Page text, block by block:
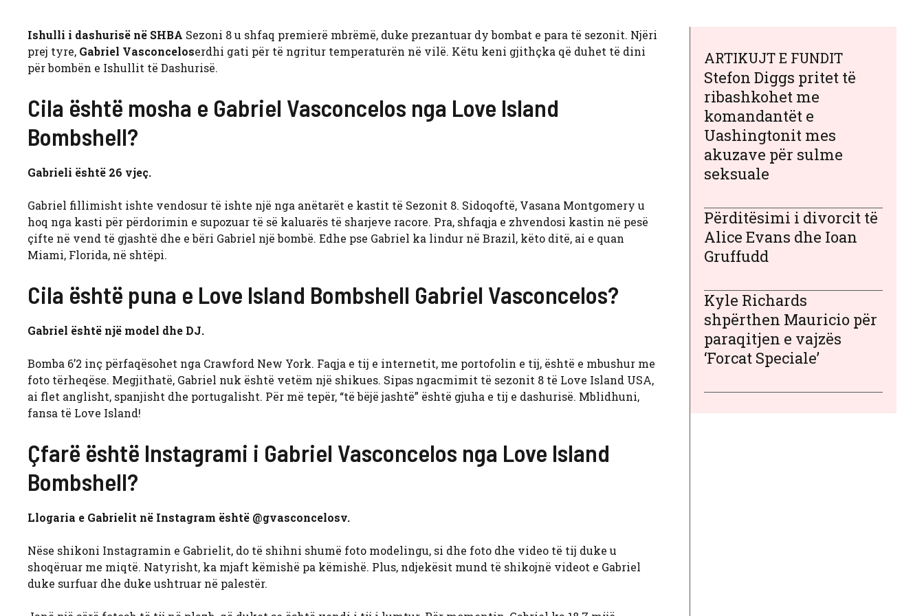
Ishulli i dashurisë në SHBA Sezoni 8 u shfaq premierë mbrëmë, duke prezantuar dy bombat e para të sezonit. Njëri
prej tyre, Gabriel Vasconceloserdhi gati për të ngritur temperaturën në vilë. Këtu keni gjithçka që duhet të dini
për bombën e Ishullit të Dashurisë.
Cila është mosha e Gabriel Vasconcelos nga Love Island
Bombshell?
Gabrieli është 26 vjeç.
Gabriel fillimisht ishte vendosur të ishte një nga anëtarët e kastit të Sezonit 8. Sidoqoftë, Vasana Montgomery u
hoq nga kasti për përdorimin e supozuar të së kaluarës të sharjeve racore. Pra, shfaqja e zhvendosi kastin në pesë
çifte në vend të gjashtë dhe e bëri Gabriel një bombë. Edhe pse Gabriel ka lindur në Brazil, këto ditë, ai e quan
Miami, Florida, në shtëpi.
Cila është puna e Love Island Bombshell Gabriel Vasconcelos?
Gabriel është një model dhe DJ.
Bomba 6’2 inç përfaqësohet nga Crawford New York. Faqja e tij e internetit, me portofolin e tij, është e mbushur me
foto tërheqëse. Megjithatë, Gabriel nuk është vetëm një shikues. Sipas ngacmimit të sezonit 8 të Love Island USA,
ai flet anglisht, spanjisht dhe portugalisht. Për më tepër, “të bëjë jashtë” është gjuha e tij e dashurisë. Mblidhuni,
fansa të Love Island!
Çfarë është Instagrami i Gabriel Vasconcelos nga Love Island
Bombshell?
Llogaria e Gabrielit në Instagram është @gvasconcelosv.
Nëse shikoni Instagramin e Gabrielit, do të shihni shumë foto modelingu, si dhe foto dhe video të tij duke u
shoqëruar me miqtë. Natyrisht, ka mjaft këmishë pa këmishë. Plus, ndjekësit mund të shikojnë videot e Gabriel
duke surfuar dhe duke ushtruar në palestër.
ARTIKUJT E FUNDIT
Stefon Diggs pritet të
ribashkohet me
komandantët e
Uashingtonit mes
akuzave për sulme
seksuale
Përditësimi i divorcit të
Alice Evans dhe Ioan
Gruffudd
Kyle Richards
shpërthen Mauricio për
paraqitjen e vajzës
‘Forcat Speciale’